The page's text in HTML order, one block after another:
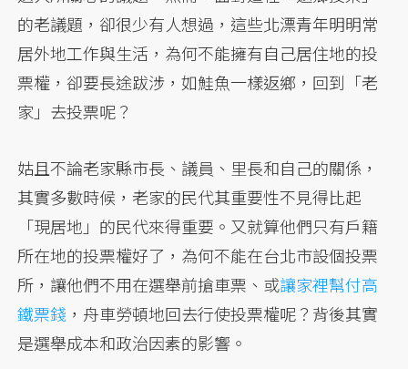
的老議題，卻很少有人想過，這些北漂青年明明常
居外地工作與生活，為何不能擁有自己居住地的投
票權，卻要長途跋涉，如鮭魚一樣返鄉，回到「老
家」去投票呢？
姑且不論老家縣市長、議員、里長和自己的關係，
其實多數時候，老家的民代其重要性不見得比起
「現居地」的民代來得重要。又就算他們只有戶籍
所在地的投票權好了，為何不能在台北市設個投票
所，讓他們不用在選舉前搶車票、或讓家裡幫付高
鐵票錢 ，舟車勞頓地回去行使投票權呢？背後其實
是選舉成本和政治因素的影響。